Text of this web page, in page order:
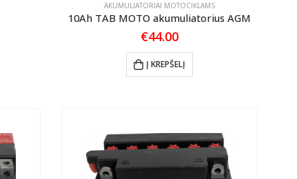
AKUMULIATORIAI MOTOCIKLAMS
10Ah TAB MOTO akumuliatorius AGM
€44.00
Į KREPŠELĮ